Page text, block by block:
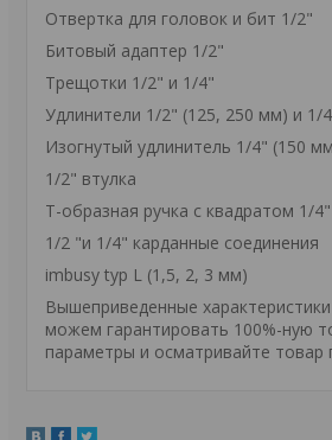
Отвертка для головок и бит 1/2"
Битовый адаптер 1/2"
Трещотки 1/2" и 1/4"
Удлинители 1/2" (125, 250 мм) и 1/
Изогнутый удлинитель 1/4" (150
1/2" втулка
Т-образная ручка с квадратом 1/4"
1/2 "и 1/4" карданные соединения
imbusy typ L (1,5, 2, 3 мм)
Вышеприведенные
можем гарантировать 100%-ную
параметры и осматривайте товар